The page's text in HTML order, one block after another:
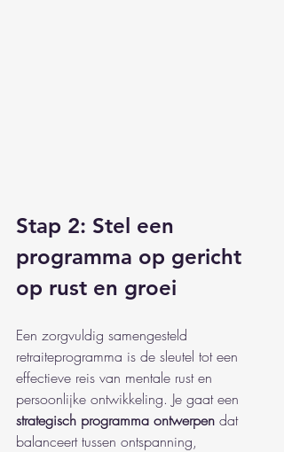
Stap 2: Stel een
programma op gericht
op rust en groei
Een zorgvuldig samengesteld
retraiteprogramma is de sleutel tot een
effectieve reis van mentale rust en
persoonlijke ontwikkeling. Je gaat een
strategisch programma ontwerpen dat
balanceert tussen ontspanning,